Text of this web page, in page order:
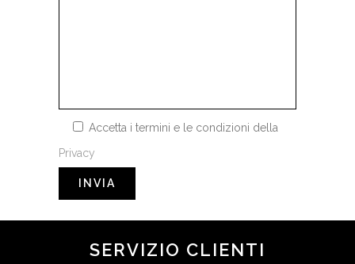
Accetta i termini e le condizioni della
Privacy
SERVIZIO CLIENTI